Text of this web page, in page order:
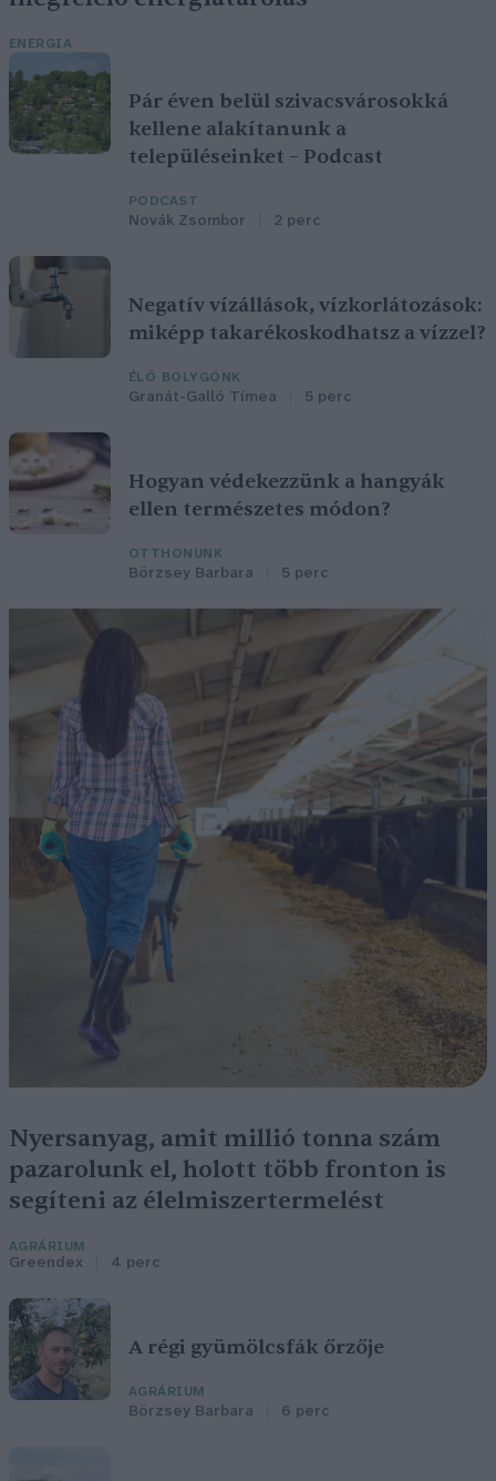
ENERGIA
Pár éven belül szivacsvárosokká
kellene alakítanunk a
településeinket – Podcast
PODCAST
Novák Zsombor 2 perc
Negatív vízállások, vízkorlátozások:
miképp takarékoskodhatsz a vízzel?
ÉLŐ BOLYGÓNK
Granát-Galló Tímea 5 perc
Hogyan védekezzünk a hangyák
ellen természetes módon?
OTTHONUNK
Börzsey Barbara 5 perc
Nyersanyag, amit millió tonna szám
pazarolunk el, holott több fronton is
segíteni az élelmiszertermelést
AGRÁRIUM
Greendex 4 perc
A régi gyümölcsfák őrzője
AGRÁRIUM
Börzsey Barbara 6 perc